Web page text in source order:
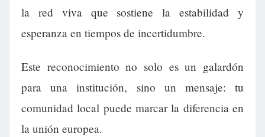
la red viva que sostiene la estabilidad y
esperanza en tiempos de incertidumbre.
Este reconocimiento no solo es un galardón
para una institución, sino un mensaje: tu
comunidad local puede marcar la diferencia en
la unión europea.